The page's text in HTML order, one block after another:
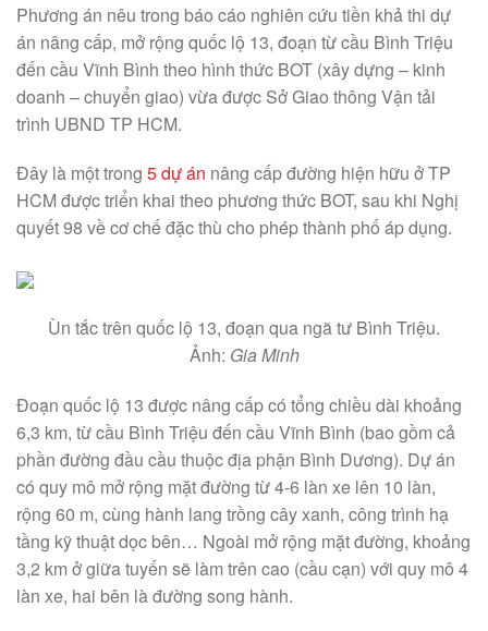
Phương án nêu trong báo cáo nghiên cứu tiền khả thi dự
án nâng cấp, mở rộng quốc lộ 13, đoạn từ cầu Bình Triệu
đến cầu Vĩnh Bình theo hình thức BOT (xây dựng – kinh
doanh – chuyển giao) vừa được Sở Giao thông Vận tải
trình UBND TP HCM.
Đây là một trong 5 dự án nâng cấp đường hiện hữu ở TP
HCM được triển khai theo phương thức BOT, sau khi Nghị
quyết 98 về cơ chế đặc thù cho phép thành phố áp dụng.
Ùn tắc trên quốc lộ 13, đoạn qua ngã tư Bình Triệu.
Ảnh: Gia Minh
Đoạn quốc lộ 13 được nâng cấp có tổng chiều dài khoảng
6,3 km, từ cầu Bình Triệu đến cầu Vĩnh Bình (bao gồm cả
phần đường đầu cầu thuộc địa phận Bình Dương). Dự án
có quy mô mở rộng mặt đường từ 4-6 làn xe lên 10 làn,
rộng 60 m, cùng hành lang trồng cây xanh, công trình hạ
tầng kỹ thuật dọc bên… Ngoài mở rộng mặt đường, khoảng
3,2 km ở giữa tuyến sẽ làm trên cao (cầu cạn) với quy mô 4
làn xe, hai bên là đường song hành.